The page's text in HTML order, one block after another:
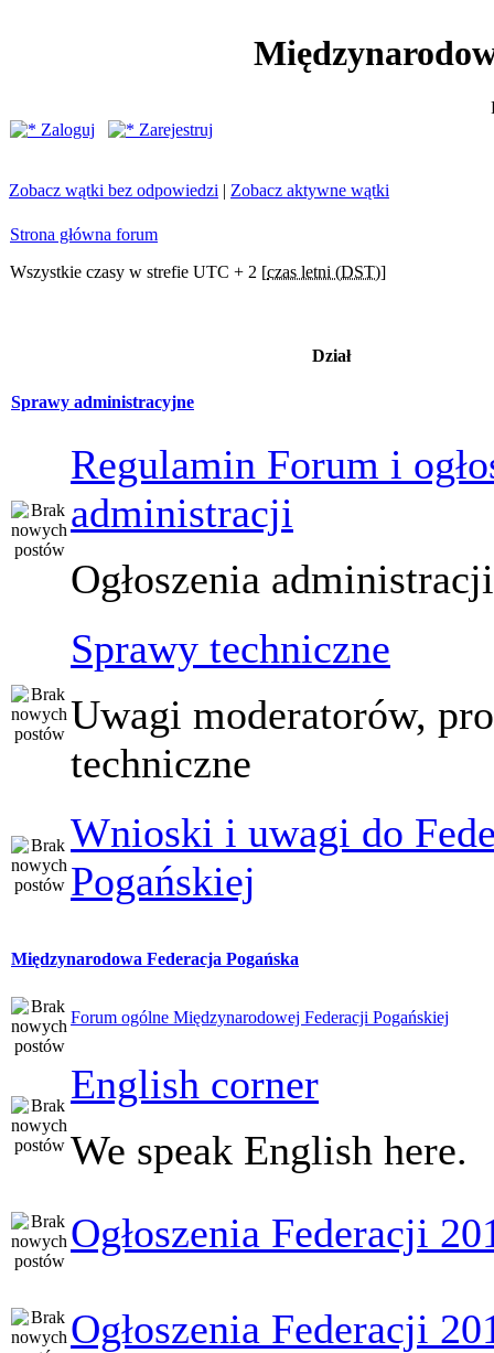
Zaloguj
Zarejestruj
Zobacz wątki bez odpowiedzi | Zobacz aktywne wątki
Strona główna forum
Wszystkie czasy w strefie UTC + 2 [czas letni (DST)]
Dział
Sprawy administracyjne
Regulamin Forum i
administracji
Ogłoszenia
Sprawy techniczne
Uwagi moderatorów,
techniczne
Wnioski i uwagi do
Pogańskiej
Międzynarodowa Federacja Pogańska
Forum ogólne Międzynarodowej Federacji Pogańskiej
English corner
We speak English here.
Ogłoszenia Federacji
Ogłoszenia Federacji